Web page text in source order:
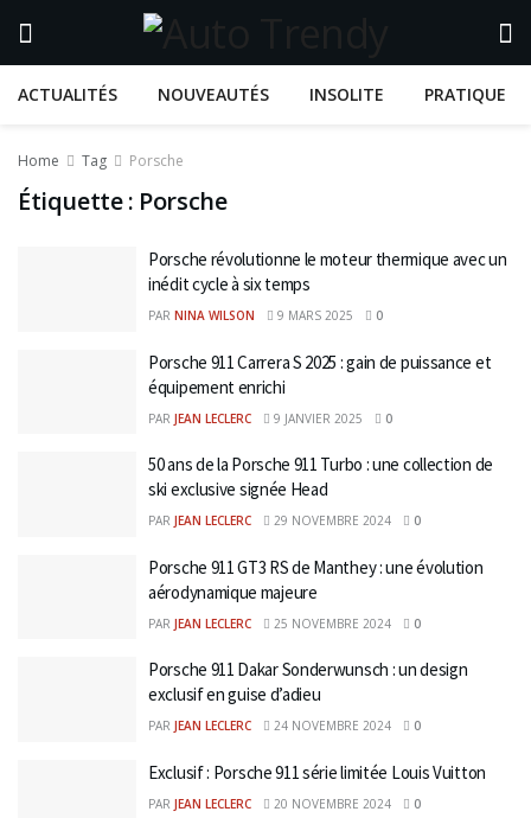
ACTUALITÉS NOUVEAUTÉS INSOLITE PRATIQUE
Home Tag Porsche
Étiquette : Porsche
Porsche révolutionne le moteur thermique avec un
inédit cycle à six temps
PAR NINA WILSON 9 MARS 2025 0
Porsche 911 Carrera S 2025 : gain de puissance et
équipement enrichi
PAR JEAN LECLERC 9 JANVIER 2025 0
50 ans de la Porsche 911 Turbo : une collection de
ski exclusive signée Head
PAR JEAN LECLERC 29 NOVEMBRE 2024 0
Porsche 911 GT3 RS de Manthey : une évolution
aérodynamique majeure
PAR JEAN LECLERC 25 NOVEMBRE 2024 0
Porsche 911 Dakar Sonderwunsch : un design
exclusif en guise d’adieu
PAR JEAN LECLERC 24 NOVEMBRE 2024 0
Exclusif : Porsche 911 série limitée Louis Vuitton
PAR JEAN LECLERC 20 NOVEMBRE 2024 0